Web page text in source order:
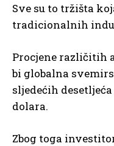
Sve su to tržišta
tradicionalnih
Procjene različitih
bi globalna
sljedećih
dolara.
Zbog toga